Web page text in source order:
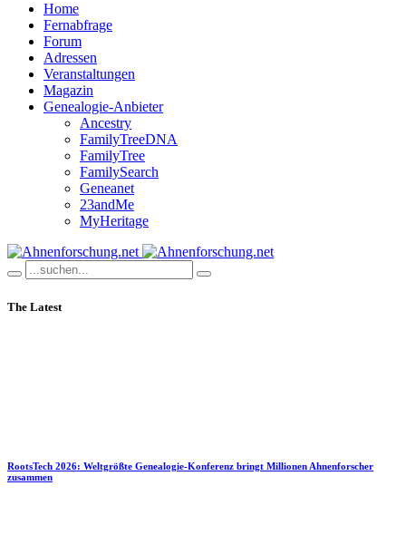
Home
Fernabfrage
Forum
Adressen
Veranstaltungen
Magazin
Genealogie-Anbieter
Ancestry
FamilyTreeDNA
FamilyTree
FamilySearch
Geneanet
23andMe
MyHeritage
The Latest
RootsTech 2026: Weltgrößte Genealogie-Konferenz bringt Millionen Ahnenforscher
zusammen